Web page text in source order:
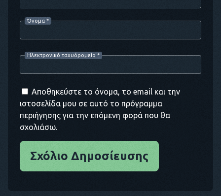
Όνομα *
Ηλεκτρονικό ταχυδρομείο *
Αποθηκεύστε το όνομα, το email και την
ιστοσελίδα μου σε αυτό το πρόγραμμα
περιήγησης για την επόμενη φορά που θα
σχολιάσω.
Σχόλιο Δημοσίευσης